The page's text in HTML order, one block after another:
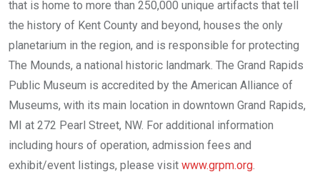
that is home to more than 250,000 unique artifacts that tell
the history of Kent County and beyond, houses the only
planetarium in the region, and is responsible for protecting
The Mounds, a national historic landmark. The Grand Rapids
Public Museum is accredited by the American Alliance of
Museums, with its main location in downtown Grand Rapids,
MI at 272 Pearl Street, NW. For additional information
including hours of operation, admission fees and
exhibit/event listings, please visit www.grpm.org.